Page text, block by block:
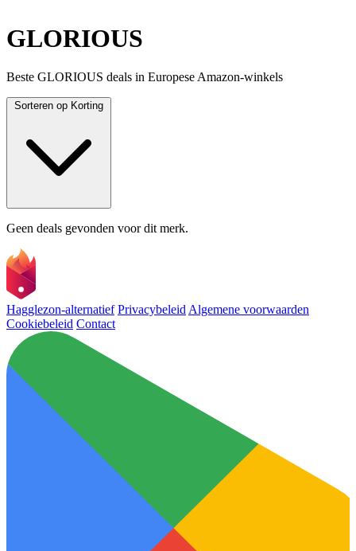
GLORIOUS
Beste GLORIOUS deals in Europese Amazon-winkels
Sorteren op Korting
Geen deals gevonden voor dit merk.
Hagglezon-alternatief Privacybeleid Algemene voorwaarden
Cookiebeleid Contact